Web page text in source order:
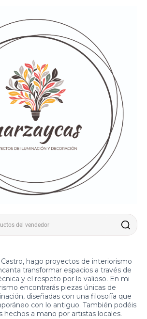
hago proyectos de interiorismo
transformar espacios a través de
y el respeto por lo valioso. En mi
encontrarás piezas únicas de
diseñadas con una filosofía que
con lo antiguo. También podéis
hechos a mano por artistas locales.